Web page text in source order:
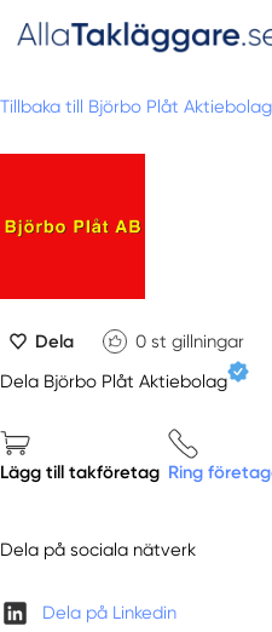
Tillbaka till Björbo Plåt
Dela 0 st gillningar
Dela Björbo Plåt Aktiebolag
Lägg till takföretag Ring
Dela på sociala nätverk
Dela på Linkedin